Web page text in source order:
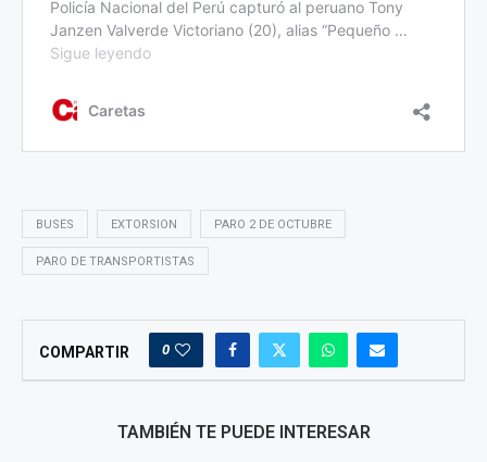
BUSES EXTORSION PARO 2 DE OCTUBRE
PARO DE TRANSPORTISTAS
COMPARTIR 0
TAMBIÉN TE PUEDE INTERESAR